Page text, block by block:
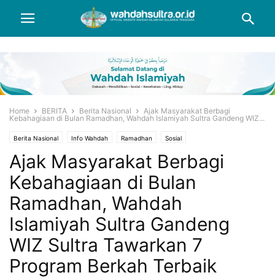
Home BERITA Berita Nasional
Ajak Masyarakat Berbagi
Kebahagiaan di Bulan Ramadhan, Wahdah Islamiyah Sultra Gandeng WIZ...
Berita Nasional Info Wahdah Ramadhan Sosial
Ajak Masyarakat Berbagi
Kebahagiaan di Bulan
Ramadhan, Wahdah
Islamiyah Sultra Gandeng
WIZ Sultra Tawarkan 7
Program Berkah Terbaik